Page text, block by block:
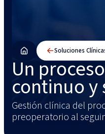
Soluciones
Un
continuo y
Gestión clínica del
preoperatorio al